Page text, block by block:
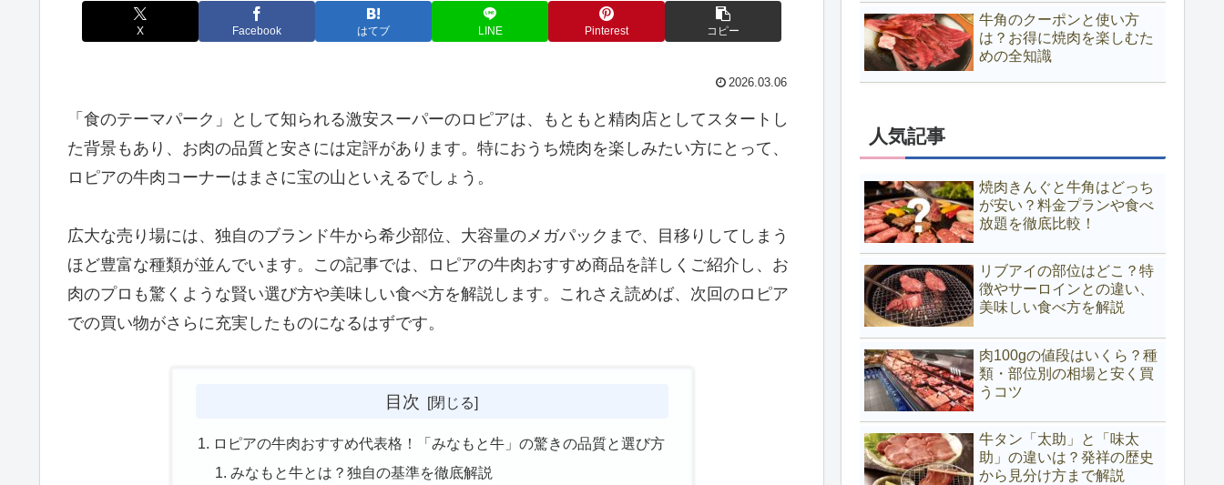
X Facebook はてブ LINE Pinterest コピー
2026.03.06
「食のテーマパーク」として知られる激安スーパーのロピアは、もともと精肉店としてスタートし
た背景もあり、お肉の品質と安さには定評があります。特におうち焼肉を楽しみたい方にとって、
ロピアの牛肉コーナーはまさに宝の山といえるでしょう。
広大な売り場には、独自のブランド牛から希少部位、大容量のメガパックまで、目移りしてしまう
ほど豊富な種類が並んでいます。この記事では、ロピアの牛肉おすすめ商品を詳しくご紹介し、お
肉のプロも驚くような賢い選び方や美味しい食べ方を解説します。これさえ読めば、次回のロピア
での買い物がさらに充実したものになるはずです。
目次
ロピアの牛肉おすすめ代表格！「みなもと牛」の驚きの品質と選び方
みなもと牛とは？独自の基準を徹底解説
牛角のクーポンと使い方
は？お得に焼肉を楽しむた
めの全知識
人気記事
焼肉きんぐと牛角はどっち
が安い？料金プランや食べ
放題を徹底比較！
リブアイの部位はどこ？特
徴やサーロインとの違い、
美味しい食べ方を解説
肉100gの値段はいくら？種
類・部位別の相場と安く買
うコツ
牛タン「太助」と「味太
助」の違いは？発祥の歴史
から見分け方まで解説
ロピアの
牛肉おす
すめ完全